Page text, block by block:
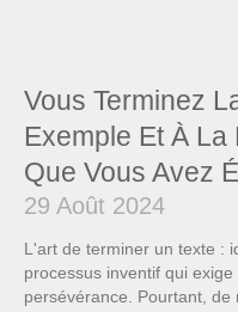
Vous Terminez
Exemple Et À
Que Vous Avez
29 Août 2024
L'art de terminer un texte :
processus inventif qui
persévérance. Pourtant,